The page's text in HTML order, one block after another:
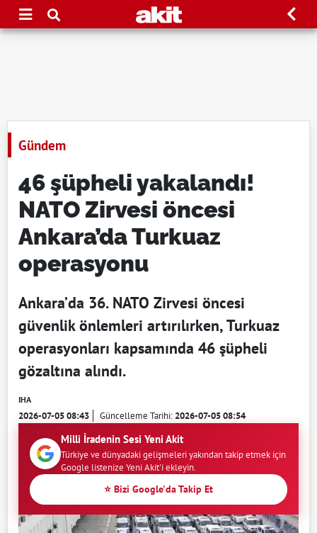
Gündem
46 şüpheli yakalandı!
NATO Zirvesi öncesi
Ankara’da Turkuaz
operasyonu
Ankara’da 36. NATO Zirvesi öncesi
güvenlik önlemleri artırılırken, Turkuaz
operasyonları kapsamında 46 şüpheli
gözaltına alındı.
IHA
2026-07-05 08:43 Güncelleme Tarihi:2026-07-05 08:54
Milli İradenin Sesi Yeni Akit
Türkiye ve dünyadaki gelişmeleri yakından takip etmek için
Google listenize Yeni Akit'i ekleyin.
⭐ Bizi Google'da Takip Et